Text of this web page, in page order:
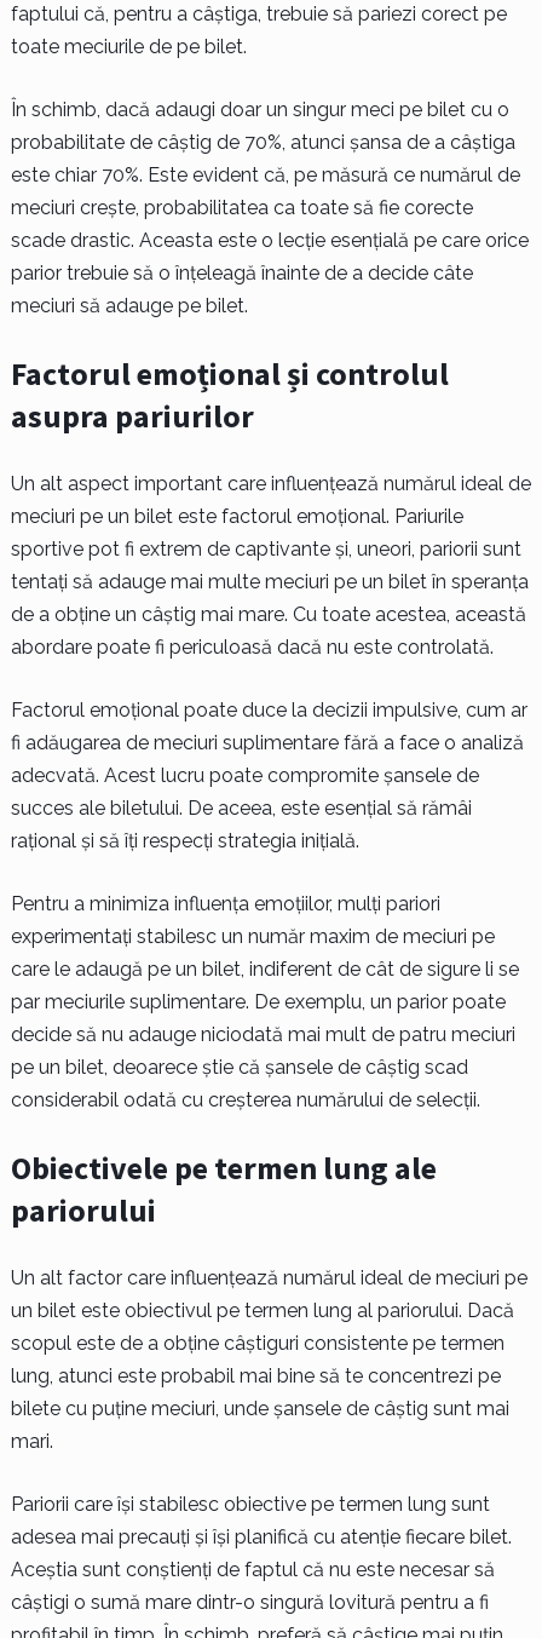
faptului că, pentru a câștiga, trebuie să pariezi corect pe
toate meciurile de pe bilet.
În schimb, dacă adaugi doar un singur meci pe bilet cu o
probabilitate de câștig de 70%, atunci șansa de a câștiga
este chiar 70%. Este evident că, pe măsură ce numărul de
meciuri crește, probabilitatea ca toate să fie corecte
scade drastic. Aceasta este o lecție esențială pe care orice
parior trebuie să o înțeleagă înainte de a decide câte
meciuri să adauge pe bilet.
Factorul emoțional și controlul
asupra pariurilor
Un alt aspect important care influențează numărul ideal de
meciuri pe un bilet este factorul emoțional. Pariurile
sportive pot fi extrem de captivante și, uneori, pariorii sunt
tentați să adauge mai multe meciuri pe un bilet în speranța
de a obține un câștig mai mare. Cu toate acestea, această
abordare poate fi periculoasă dacă nu este controlată.
Factorul emoțional poate duce la decizii impulsive, cum ar
fi adăugarea de meciuri suplimentare fără a face o analiză
adecvată. Acest lucru poate compromite șansele de
succes ale biletului. De aceea, este esențial să rămâi
rațional și să îți respecți strategia inițială.
Pentru a minimiza influența emoțiilor, mulți pariori
experimentați stabilesc un număr maxim de meciuri pe
care le adaugă pe un bilet, indiferent de cât de sigure li se
par meciurile suplimentare. De exemplu, un parior poate
decide să nu adauge niciodată mai mult de patru meciuri
pe un bilet, deoarece știe că șansele de câștig scad
considerabil odată cu creșterea numărului de selecții.
Obiectivele pe termen lung ale
pariorului
Un alt factor care influențează numărul ideal de meciuri pe
un bilet este obiectivul pe termen lung al pariorului. Dacă
scopul este de a obține câștiguri consistente pe termen
lung, atunci este probabil mai bine să te concentrezi pe
bilete cu puține meciuri, unde șansele de câștig sunt mai
mari.
Pariorii care își stabilesc obiective pe termen lung sunt
adesea mai precauți și își planifică cu atenție fiecare bilet.
Aceștia sunt conștienți de faptul că nu este necesar să
câștigi o sumă mare dintr-o singură lovitură pentru a fi